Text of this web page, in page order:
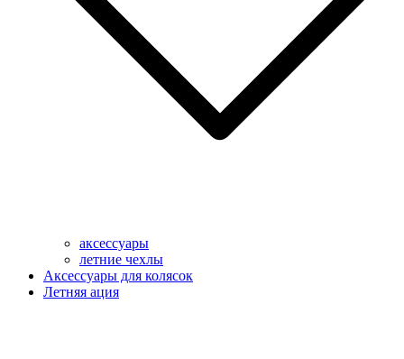
аксессуары
летние чехлы
Аксессуары для колясок
Летняя ация